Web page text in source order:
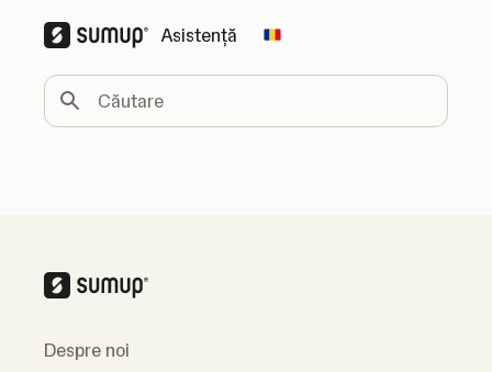
Asistență Change country
Căutare
Despre noi